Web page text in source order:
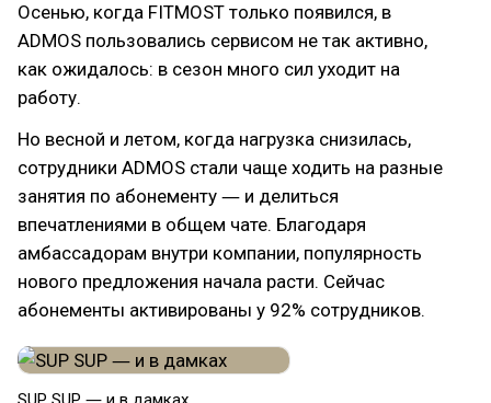
Осенью, когда FITMOST только появился, в
ADMOS пользовались сервисом не так активно,
как ожидалось: в сезон много сил уходит на
работу.
Но весной и летом, когда нагрузка снизилась,
сотрудники ADMOS стали чаще ходить на разные
занятия по абонементу ― и делиться
впечатлениями в общем чате. Благодаря
амбассадорам внутри компании, популярность
нового предложения начала расти. Сейчас
абонементы активированы у 92% сотрудников.